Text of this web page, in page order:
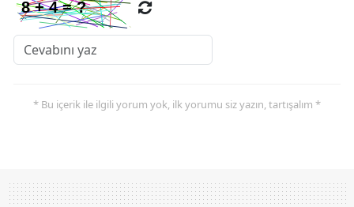
* Bu içerik ile ilgili yorum yok, ilk yorumu siz yazın, tartışalım *